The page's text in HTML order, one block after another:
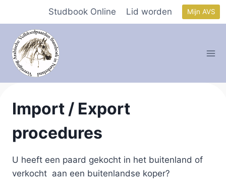
inhoud
Studbook Online Lid worden Mijn AVS
Import / Export
procedures
U heeft een paard gekocht in het buitenland of
verkocht aan een buitenlandse koper?